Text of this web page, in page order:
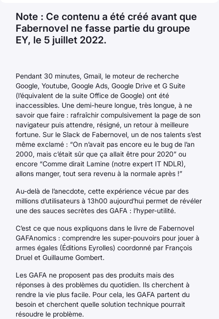
Note : Ce contenu a été créé avant que
Fabernovel ne fasse partie du groupe
EY, le 5 juillet 2022.
Pendant 30 minutes, Gmail, le moteur de recherche
Google, Youtube, Google Ads, Google Drive et G Suite
(l’équivalent de la suite Office de Google) ont été
inaccessibles. Une demi-heure longue, très longue, à ne
savoir que faire : rafraîchir compulsivement la page de son
navigateur puis attendre, résigné, un retour à meilleure
fortune. Sur le Slack de Fabernovel, un de nos talents s’est
même exclamé : “On n’avait pas encore eu le bug de l’an
2000, mais c’était sûr que ça allait être pour 2020” ou
encore “Comme dirait Lamine (notre expert IT NDLR),
allons manger, tout sera revenu à la normale après !”
Au-delà de l’anecdote, cette expérience vécue par des
millions d’utilisateurs à 13h00 aujourd’hui permet de révéler
une des sauces secrètes des GAFA : l’hyper-utilité.
C’est ce que nous expliquons dans le livre de Fabernovel
GAFAnomics : comprendre les super-pouvoirs pour jouer à
armes égales (Éditions Eyrolles) coordonné par François
Druel et Guillaume Gombert.
Les GAFA ne proposent pas des produits mais des
réponses à des problèmes du quotidien. Ils cherchent à
rendre la vie plus facile. Pour cela, les GAFA partent du
besoin et cherchent quelle solution technique pourrait
résoudre le problème.